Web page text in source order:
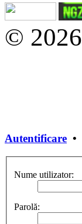
© 2026
Autentificare •
Nume utilizator:
Parolă: